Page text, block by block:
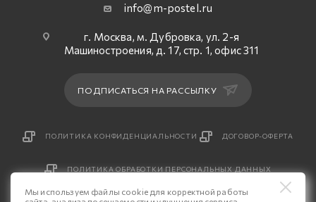
info@m-postel.ru
г. Москва, м. Дубровка, ул. 2-я
Машиностроения, д. 17, стр. 1, офис 311
ПОДПИСАТЬСЯ НА РАССЫЛКУ
ПОЛИТИКА КОНФИДЕНЦИАЛЬНОСТИ ДОГОВОР-ОФЕРТА
ПОЛИТИКА ОБРАБОТКИ ПЕРСОНАЛЬНЫХ ДАННЫХ
Мы используем файлы cookie для корректной работы